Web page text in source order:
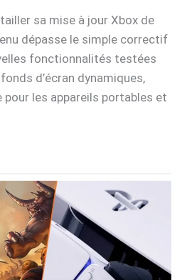
sa mise à jour Xbox de
dépasse le simple correctif
fonctionnalités testées
d’écran dynamiques,
les appareils portables et